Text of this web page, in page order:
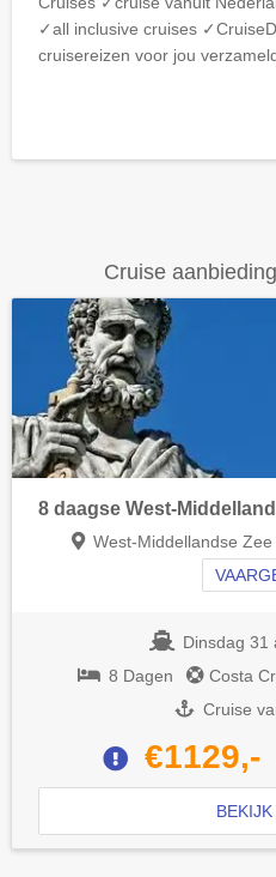
✓all inclusive cruises
cruisereizen voor jou
Cruise
West-Middellandse
Dinsdag 31
8 Dagen
Costa
Cruise
€1129,-
BEKIJK